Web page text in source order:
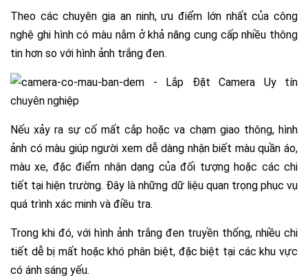
Theo các chuyên gia an ninh, ưu điểm lớn nhất của công
nghệ ghi hình có màu nằm ở khả năng cung cấp nhiều thông
tin hơn so với hình ảnh trắng đen.
Nếu xảy ra sự cố mất cắp hoặc va chạm giao thông, hình
ảnh có màu giúp người xem dễ dàng nhận biết màu quần áo,
màu xe, đặc điểm nhận dạng của đối tượng hoặc các chi
tiết tại hiện trường. Đây là những dữ liệu quan trọng phục vụ
quá trình xác minh và điều tra.
Trong khi đó, với hình ảnh trắng đen truyền thống, nhiều chi
tiết dễ bị mất hoặc khó phân biệt, đặc biệt tại các khu vực
có ánh sáng yếu.